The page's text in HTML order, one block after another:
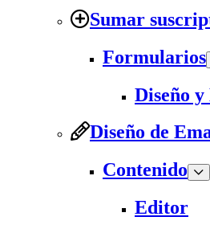
Sumar
Formularios
Diseño
Diseño de
Contenido
Editor